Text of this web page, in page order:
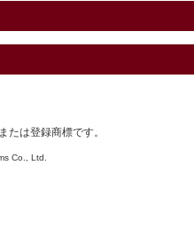
たは登録商標です。
Co., Ltd.